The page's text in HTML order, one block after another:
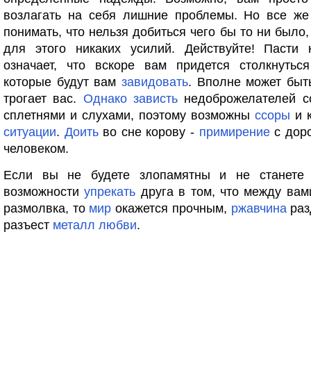
возлагать на себя лишние проблемы. Но все
понимать, что нельзя добиться чего бы то ни
для этого никаких усилий. Действуйте!
означает, что вскоре вам придется
которые будут вам завидовать. Вполне может
трогает вас. Однако зависть недоброжелателей
сплетнями и слухами, поэтому возможны ссоры и
ситуации. Доитьво сне корову - примирениес
человеком.
Если вы не будете злопамятны и не станете
возможностиупрекать друга в том, что между
размолвка, то мир окажется прочным, ржавчина
разъест металл любви.